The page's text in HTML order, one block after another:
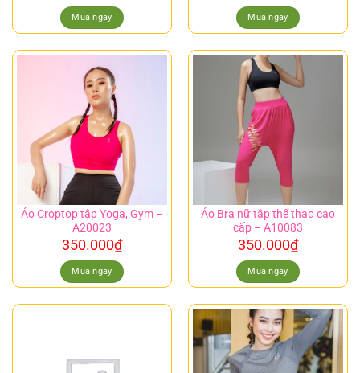
Mua ngay Mua ngay
Áo Croptop tập Yoga, Gym –
A20023
350.000₫
Mua ngay
Áo Bra nữ tập thể thao cao
cấp – A10083
350.000₫
Mua ngay